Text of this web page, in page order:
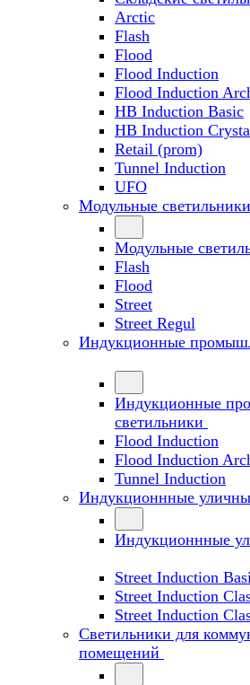
Arctic
Flash
Flood
Flood Induction
Flood Induction
HB Induction Basic
HB Induction
Retail (prom)
Tunnel Induction
UFO
Модульные светильники
Модульные
Flash
Flood
Street
Street Regul
Индукционные
Индукционные
светильники
Flood Induction
Flood Induction
Tunnel Induction
Индукционнные
Индукционнные
Street Induction
Street Induction
Street Induction
Светильники для
помещений